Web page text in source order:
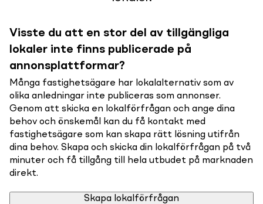
Visste du att en stor del av tillgängliga
lokaler inte finns publicerade på
annonsplattformar?
Många fastighetsägare har lokalalternativ som av
olika anledningar inte publiceras som annonser.
Genom att skicka en lokalförfrågan och ange dina
behov och önskemål kan du få kontakt med
fastighetsägare som kan skapa rätt lösning utifrån
dina behov. Skapa och skicka din lokalförfrågan på två
minuter och få tillgång till hela utbudet på marknaden
direkt.
Skapa lokalförfrågan